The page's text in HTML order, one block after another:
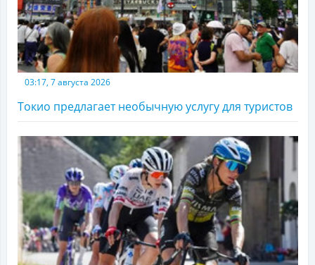
03:17, 7 августа 2026
Токио предлагает необычную услугу для туристов